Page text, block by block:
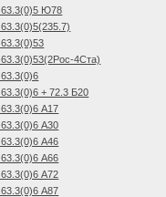
63.3(0)5 Ю78
63.3(0)5(235.7)
63.3(0)53
63.3(0)53(2Рос-4Ста)
63.3(0)6
63.3(0)6 + 72.3 Б20
63.3(0)6 А17
63.3(0)6 А30
63.3(0)6 А46
63.3(0)6 А66
63.3(0)6 А72
63.3(0)6 А87